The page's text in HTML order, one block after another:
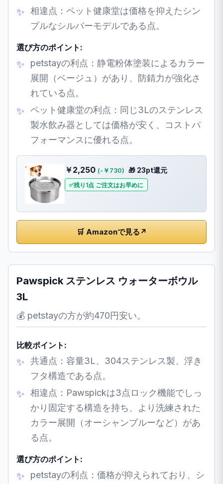
相違点：ペット健康堂は価格を抑えたシン
プルなシルバーモデルである点。
選び方のポイント:
petstayの利点：静電粉体塗装によるカラー
展開（ベージュ）があり、防錆力が強化さ
れている点。
ペット健康堂の利点：同じ3Lのステンレス
製水飲み器としては価格が安く、コストパ
フォーマンスに優れる点。
￥2,250 (-￥730) 🎁 23pt還元
残り1点 ご注文はお早めに
🛒 Amazonで見る ↗
Pawspick ステンレス ウォーターボウル
3L
💰 petstayの方が約470円安い。
比較ポイント:
共通点：容量3L、304ステンレス製、浮き
フタ構造である点。
相違点：Pawspickは3点ロック機能でしっ
かり固定する構造を持ち、より洗練された
カラー展開（オーシャンブルーなど）があ
る点。
選び方のポイント:
petstayの利点：価格が抑えられており、シ